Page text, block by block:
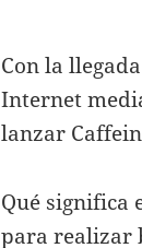
Con la
Internet
lanzar
Qué significa
para realizar